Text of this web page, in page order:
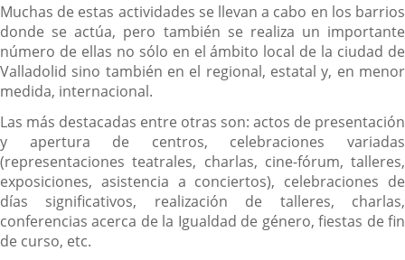
Muchas de estas actividades se llevan a cabo en los barrios
donde se actúa, pero también se realiza un importante
número de ellas no sólo en el ámbito local de la ciudad de
Valladolid sino también en el regional, estatal y, en menor
medida, internacional.
Las más destacadas entre otras son: actos de presentación
y apertura de centros, celebraciones variadas
(representaciones teatrales, charlas, cine-fórum, talleres,
exposiciones, asistencia a conciertos), celebraciones de
días significativos, realización de talleres, charlas,
conferencias acerca de la Igualdad de género, fiestas de fin
de curso, etc.